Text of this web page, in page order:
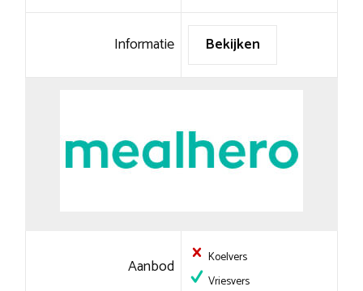
Informatie Bekijken
Aanbod
Koelvers
Vriesvers